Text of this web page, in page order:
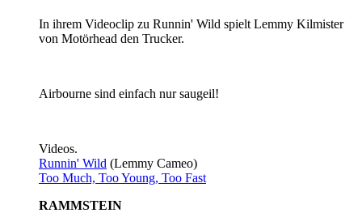
In ihrem Videoclip zu Runnin' Wild spielt Lemmy Kilmister
von Motörhead den Trucker.
Airbourne sind einfach nur saugeil!
Videos.
Runnin' Wild (Lemmy Cameo)
Too Much, Too Young, Too Fast
RAMMSTEIN